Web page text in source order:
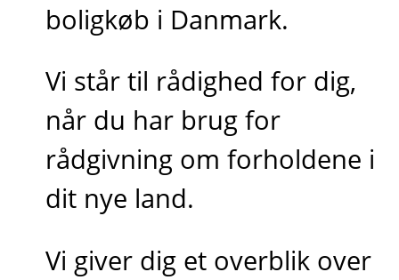
boligkøb i Danmark.
Vi står til rådighed for dig,
når du har brug for
rådgivning om forholdene i
dit nye land.
Vi giver dig et overblik over